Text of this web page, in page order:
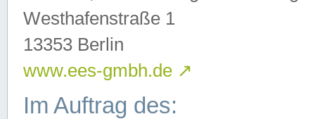
Westhafenstraße 1
13353 Berlin
www.ees-gmbh.de ↗
Im Auftrag des: